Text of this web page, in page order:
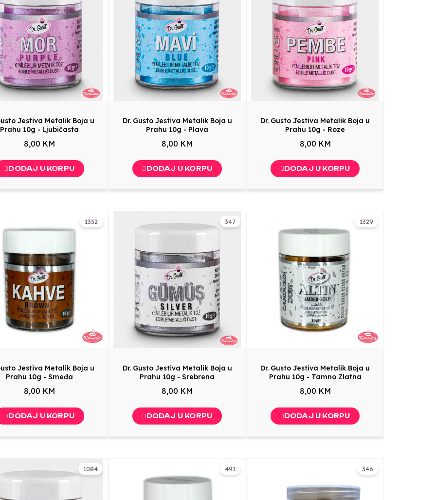
Jestiva Metalik Boja u
Prahu 10g - Ljubičasta
8,00 KM
DODAJ U KORPU
Dr. Gusto Jestiva Metalik Boja u
Prahu 10g - Plava
8,00 KM
DODAJ U KORPU
Dr. Gusto Jestiva Metalik Boja u
Prahu 10g - Roze
8,00 KM
DODAJ U KORPU
1332
Jestiva Metalik Boja u
Prahu 10g - Smeđa
8,00 KM
DODAJ U KORPU
347
Dr. Gusto Jestiva Metalik Boja u
Prahu 10g - Srebrena
8,00 KM
DODAJ U KORPU
1329
Dr. Gusto Jestiva Metalik Boja u
Prahu 10g - Tamno Zlatna
8,00 KM
DODAJ U KORPU
1084 491 346